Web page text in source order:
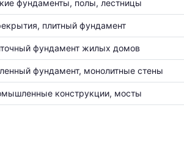
фундаменты, полы, лестницы
плитный фундамент
фундамент жилых домов
фундамент, монолитные стены
конструкции, мосты